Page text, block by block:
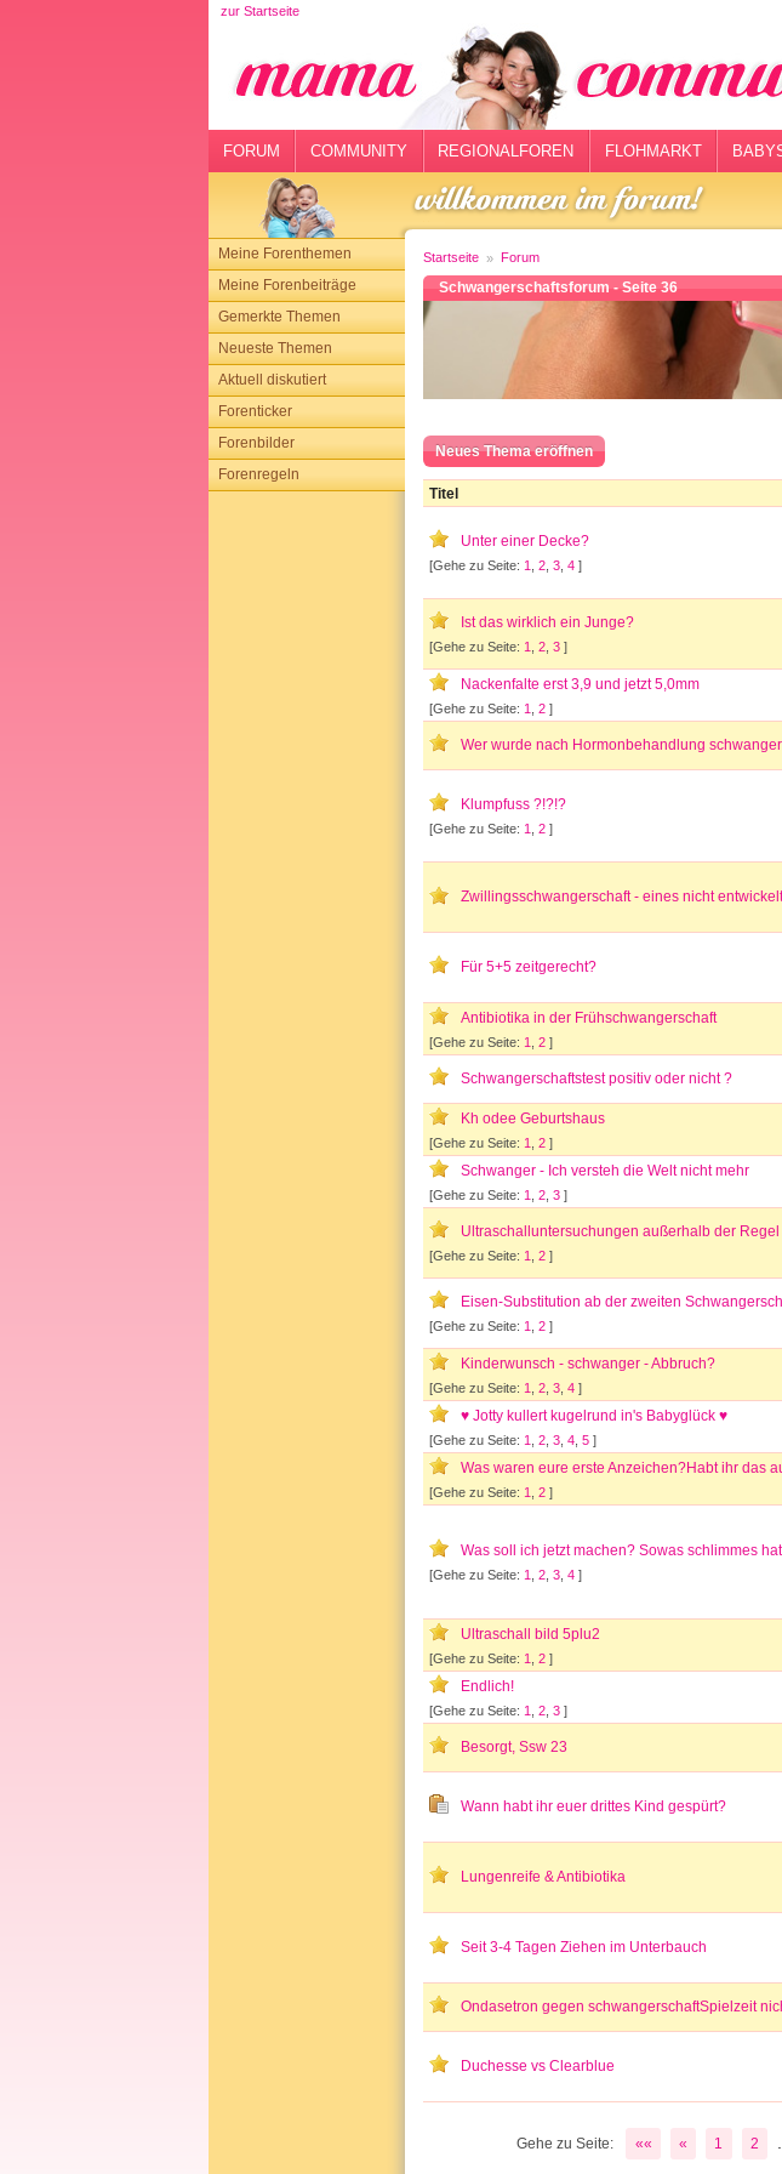
zur Startseite
FORUM COMMUNITY REGIONALFOREN FLOHMARKT
Meine Forenthemen
Meine Forenbeiträge
Gemerkte Themen
Neueste Themen
Aktuell diskutiert
Forenticker
Forenbilder
Forenregeln
Startseite Forum
Schwangerschaftsforum - Seite 36
Neues Thema eröffnen
Titel
Unter einer Decke?
[Gehe zu Seite: 1 2 3 4 ]
Ist das wirklich ein Junge?
[Gehe zu Seite: 1 2 3 ]
Nackenfalte erst 3,9 und jetzt 5,0mm
[Gehe zu Seite: 1 2 ]
Wer wurde nach Hormonbehandlung
Klumpfuss ?!?!?
[Gehe zu Seite: 1 2 ]
Zwillingsschwangerschaft - eines nicht
Für 5+5 zeitgerecht?
Antibiotika in der Frühschwangerschaft
[Gehe zu Seite: 1 2 ]
Schwangerschaftstest positiv oder nicht ?
Kh odee Geburtshaus
[Gehe zu Seite: 1 2 ]
Schwanger - Ich versteh die Welt nicht mehr
[Gehe zu Seite: 1 2 3 ]
Ultraschalluntersuchungen außerhalb der Regel
[Gehe zu Seite: 1 2 ]
Eisen-Substitution ab der zweiten
[Gehe zu Seite: 1 2 ]
Kinderwunsch - schwanger - Abbruch?
[Gehe zu Seite: 1 2 3 4 ]
♥ Jotty kullert kugelrund in's Babyglück ♥
[Gehe zu Seite: 1 2 3 4 5 ]
Was waren eure erste Anzeichen?Habt ihr das
[Gehe zu Seite: 1 2 ]
Was soll ich jetzt machen? Sowas schlimmes
[Gehe zu Seite: 1 2 3 4 ]
Ultraschall bild 5plu2
[Gehe zu Seite: 1 2 ]
Endlich!
[Gehe zu Seite: 1 2 3 ]
Besorgt, Ssw 23
Wann habt ihr euer drittes Kind gespürt?
Lungenreife & Antibiotika
Seit 3-4 Tagen Ziehen im Unterbauch
Ondasetron gegen schwangerschaftSpielzeit
Duchesse vs Clearblue
Gehe zu Seite: «« « 1 2